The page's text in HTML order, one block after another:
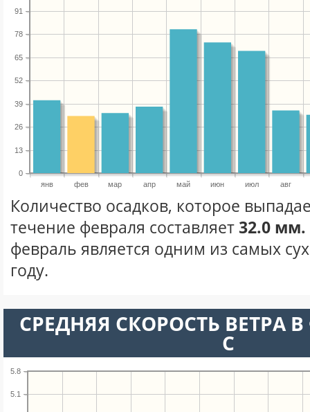
янв фев мар апр май июн июл авг
0
13
26
39
52
65
78
91
Количество осадков, которое
течение февраля составляет32.0 мм.
февраль является одним из самых
году.
СРЕДНЯЯ СКОРОСТЬ ВЕТРА
С
5.1
5.8